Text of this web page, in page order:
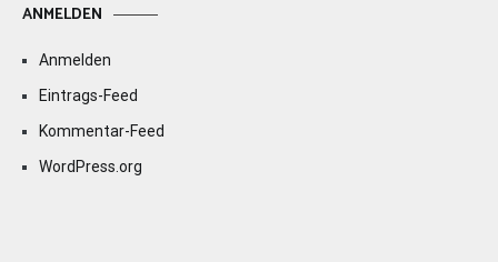
ANMELDEN
Anmelden
Eintrags-Feed
Kommentar-Feed
WordPress.org